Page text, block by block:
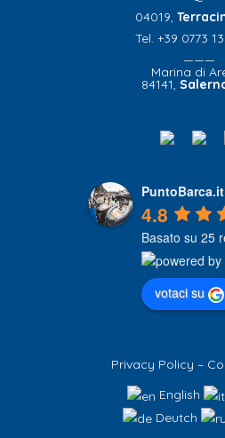
04019,
Tel. +39 0773
———
Marina di
84141,
PuntoBarca.it
4.8
Basato su 25
votaci su
Privacy Policy –
English
Deutch